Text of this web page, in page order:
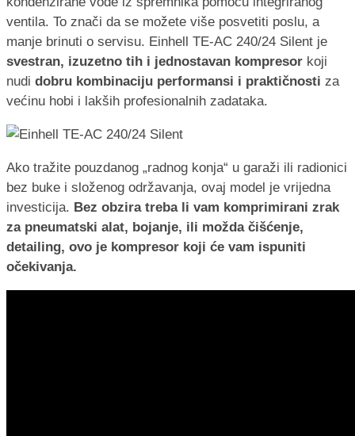
ventila. To znači da se možete više posvetiti poslu, a
manje brinuti o servisu. Einhell TE-AC 240/24 Silent je
svestran, izuzetno tih i jednostavan kompresor koji
nudi dobru kombinaciju performansi i praktičnosti za
većinu hobi i lakših profesionalnih zadataka.
Ako tražite pouzdanog „radnog konja“ u garaži ili radionici
bez buke i složenog održavanja, ovaj model je vrijedna
investicija. Bez obzira treba li vam komprimirani zrak
za pneumatski alat, bojanje, ili možda čišćenje,
detailing, ovo je kompresor koji će vam ispuniti
očekivanja.